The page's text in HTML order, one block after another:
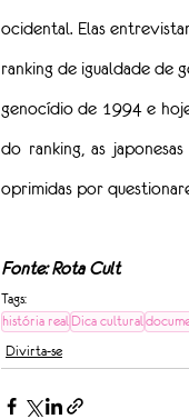
ocidental. Elas
ranking de igualdade de
genocídio de 1994 e
do ranking, as
oprimidas por
Fonte: Rota Cult
Tags:
história real Dica cultural
Divirta-se